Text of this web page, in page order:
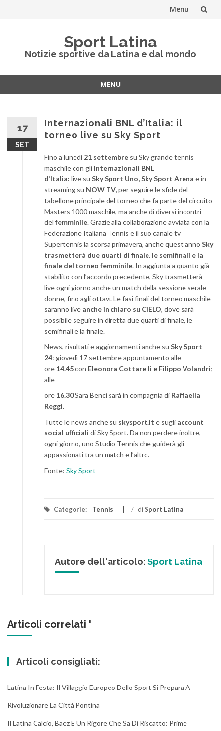
Menu
Sport Latina
Notizie sportive da Latina e dal mondo
MENU
17
SET
Internazionali BNL d’Italia: il
torneo live su Sky Sport
Fino a lunedì 21 settembre su Sky grande tennis
maschile con gli Internazionali BNL
d’Italia: live su Sky Sport Uno, Sky Sport Arena e in
streaming su NOW TV,per seguire le sfide del
tabellone principale del torneo che fa parte del circuito
Masters 1000 maschile, ma anche di diversi incontri
del femminile. Grazie alla collaborazione avviata con la
Federazione Italiana Tennis e il suo canale tv
Supertennis la scorsa primavera, anche quest’anno Sky
trasmetterà due quarti di finale, le semifinali e la
finale del torneo femminile. In aggiunta a quanto già
stabilito con l’accordo precedente, Sky trasmetterà
live ogni giorno anche un match della sessione serale
donne, fino agli ottavi. Le fasi finali del torneo maschile
saranno live anche in chiaro su CIELO, dove sarà
possibile seguire in diretta due quarti di finale, le
semifinali e la finale.
News, risultati e aggiornamenti anche su Sky Sport
24: giovedì 17 settembre appuntamento alle
ore 14.45con Eleonora Cottarelli e Filippo Volandri;
alle
ore 16.30Sara Benci sarà in compagnia di Raffaella
Reggi.
Tutte le news anche su skysport.it e sugli account
social ufficiali di Sky Sport. Da non perdere inoltre,
ogni giorno, uno Studio Tennis che guiderà gli
appassionati tra un match e l’altro.
Fonte: Sky Sport
Categorie: Tennis / diSport Latina
Autore dell'articolo: Sport Latina
Articoli correlati '
Articoli consigliati:
Latina In Festa: Il Villaggio Europeo Dello Sport Si Prepara A
Rivoluzionare La Città Pontina
Il Latina Calcio, Baez E Un Rigore Che Sa Di Riscatto: Prime